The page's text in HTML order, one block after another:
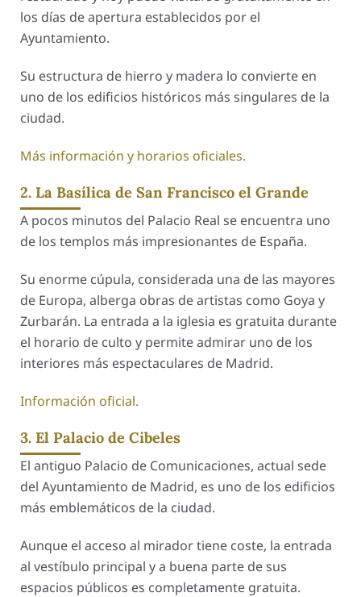
los días de apertura establecidos por el
Ayuntamiento.
Su estructura de hierro y madera lo convierte en
uno de los edificios históricos más singulares de la
ciudad.
Más información y horarios oficiales.
2. La Basílica de San Francisco el Grande
A pocos minutos del Palacio Real se encuentra uno
de los templos más impresionantes de España.
Su enorme cúpula, considerada una de las mayores
de Europa, alberga obras de artistas como Goya y
Zurbarán. La entrada a la iglesia es gratuita durante
el horario de culto y permite admirar uno de los
interiores más espectaculares de Madrid.
Información oficial.
3. El Palacio de Cibeles
El antiguo Palacio de Comunicaciones, actual sede
del Ayuntamiento de Madrid, es uno de los edificios
más emblemáticos de la ciudad.
Aunque el acceso al mirador tiene coste, la entrada
al vestíbulo principal y a buena parte de sus
espacios públicos es completamente gratuita.